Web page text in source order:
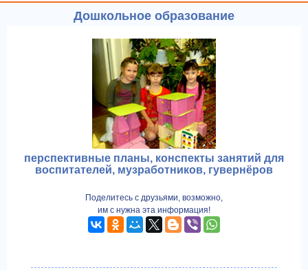
Дошкольное образование
перспективные планы, конспекты занятий для
воспитателей, музработников, гувернёров
Поделитесь с друзьями, возможно,
им с нужна эта информация!